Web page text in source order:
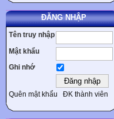
ĐĂNG NHẬP
Tên truy nhập
Mật khẩu
Ghi nhớ
Quên mật khẩu ĐK thành viên